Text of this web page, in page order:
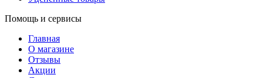
Помощь и сервисы
Главная
О магазине
Отзывы
Акции